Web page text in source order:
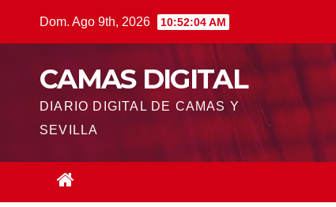
Dom. Ago 9th, 2026 10:52:05 AM
CAMAS DIGITAL
DIARIO DIGITAL DE CAMAS Y
SEVILLA